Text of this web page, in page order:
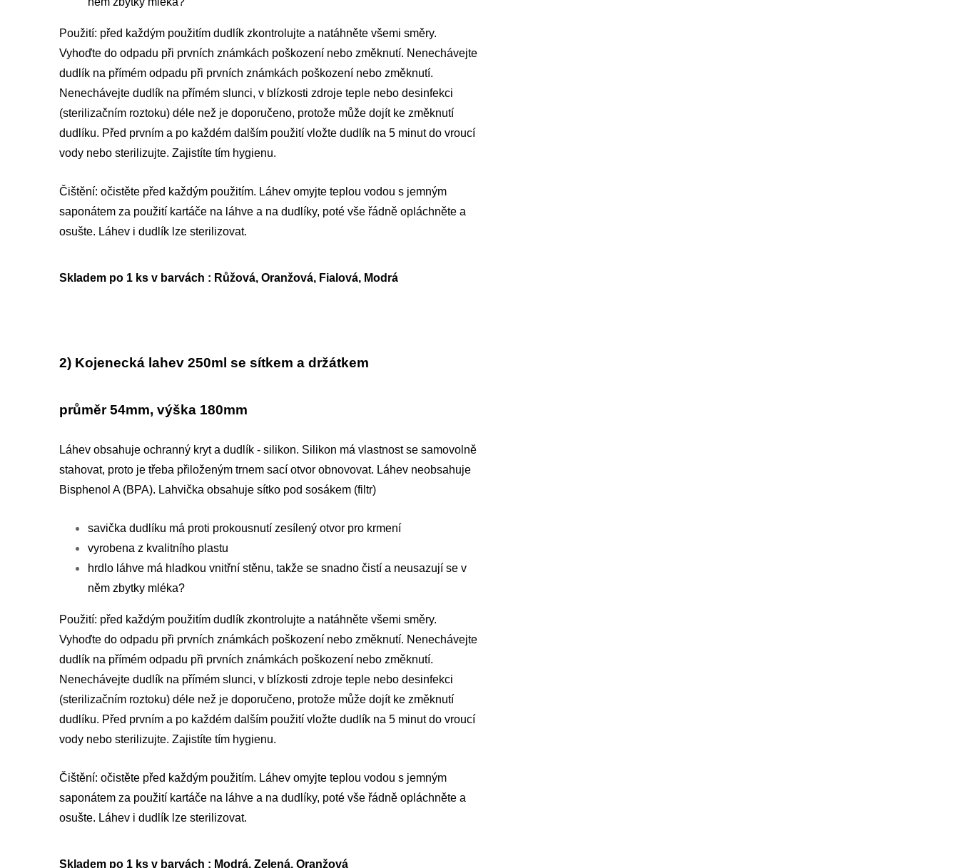
Použití: před každým použitím dudlík zkontrolujte a natáhněte všemi směry.
Vyhoďte do odpadu při prvních známkách poškození nebo změknutí. Nenechávejte
dudlík na přímém odpadu při prvních známkách poškození nebo změknutí.
Nenechávejte dudlík na přímém slunci, v blízkosti zdroje teple nebo desinfekci
(sterilizačním roztoku) déle než je doporučeno, protože může dojít ke změknutí
dudlíku. Před prvním a po každém dalším použití vložte dudlík na 5 minut do vroucí
vody nebo sterilizujte. Zajistíte tím hygienu.
Čištění: očistěte před každým použitím. Láhev omyjte teplou vodou s jemným
saponátem za použití kartáče na láhve a na dudlíky, poté vše řádně opláchněte a
osušte. Láhev i dudlík lze sterilizovat.
Skladem po 1 ks v barvách : Růžová, Oranžová, Fialová, Modrá
2) Kojenecká lahev 250ml se sítkem a držátkem
průměr 54mm, výška 180mm
Láhev obsahuje ochranný kryt a dudlík - silikon. Silikon má vlastnost se samovolně
stahovat, proto je třeba přiloženým trnem sací otvor obnovovat. Láhev neobsahuje
Bisphenol A (BPA). Lahvička obsahuje sítko pod sosákem (filtr)
savička dudlíku má proti prokousnutí zesílený otvor pro krmení
vyrobena z kvalitního plastu
hrdlo láhve má hladkou vnitřní stěnu, takže se snadno čistí a neusazují se v
něm zbytky mléka?
Použití: před každým použitím dudlík zkontrolujte a natáhněte všemi směry.
Vyhoďte do odpadu při prvních známkách poškození nebo změknutí. Nenechávejte
dudlík na přímém odpadu při prvních známkách poškození nebo změknutí.
Nenechávejte dudlík na přímém slunci, v blízkosti zdroje teple nebo desinfekci
(sterilizačním roztoku) déle než je doporučeno, protože může dojít ke změknutí
dudlíku. Před prvním a po každém dalším použití vložte dudlík na 5 minut do vroucí
vody nebo sterilizujte. Zajistíte tím hygienu.
Čištění: očistěte před každým použitím. Láhev omyjte teplou vodou s jemným
saponátem za použití kartáče na láhve a na dudlíky, poté vše řádně opláchněte a
osušte. Láhev i dudlík lze sterilizovat.
Skladem po 1 ks v barvách : Modrá, Zelená, Oranžová